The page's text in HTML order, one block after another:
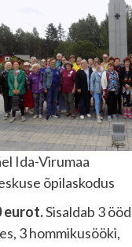
Ida-Virumaa
õpilaskodus
eurot.Sisaldab 3
3 hommikusööki,